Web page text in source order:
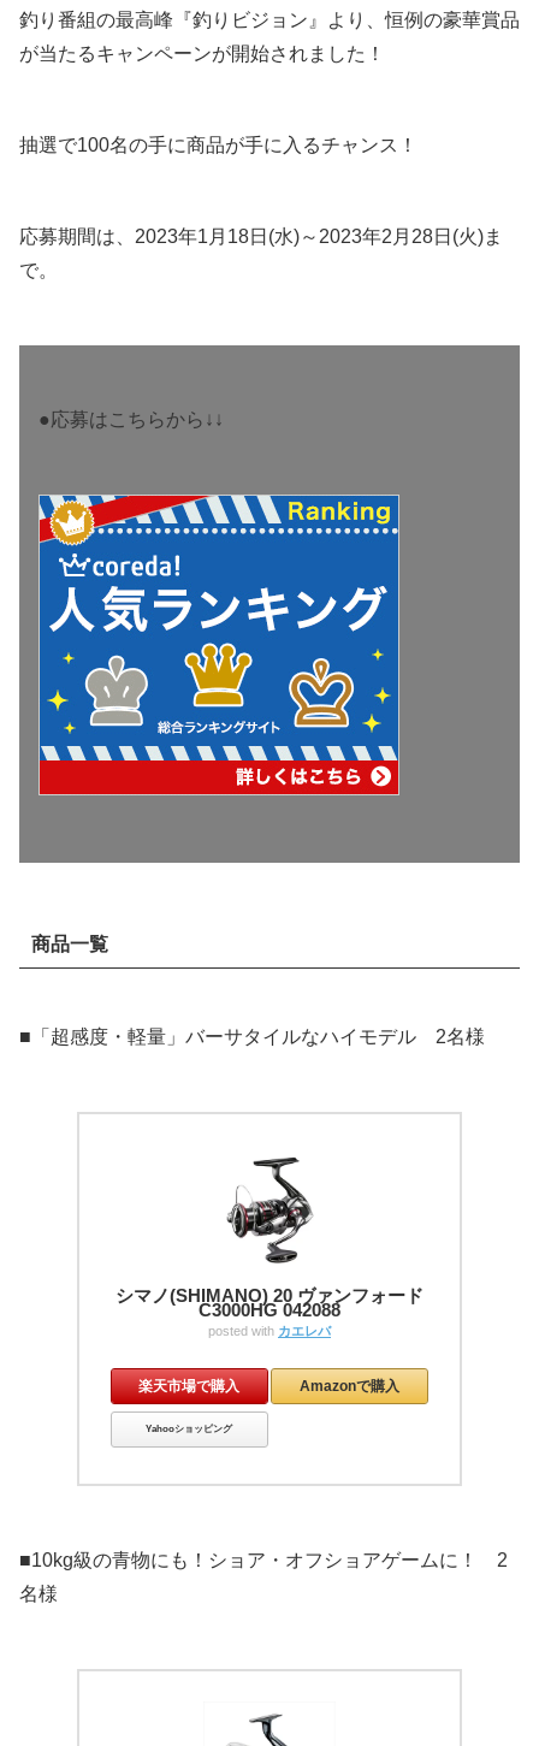
釣り番組の最高峰『釣りビジョン』より、恒例の豪華賞品
が当たるキャンペーンが開始されました！
抽選で100名の手に商品が手に入るチャンス！
応募期間は、2023年1月18日(水)～2023年2月28日(火)ま
で。
●応募はこちらから↓↓
商品一覧
■「超感度・軽量」バーサタイルなハイモデル 2名様
シマノ(SHIMANO) 20 ヴァンフォード
C3000HG 042088
posted with カエレバ
楽天市場で購入 Amazonで購入
Yahooショッピング
■10kg級の青物にも！ショア・オフショアゲームに！ 2
名様